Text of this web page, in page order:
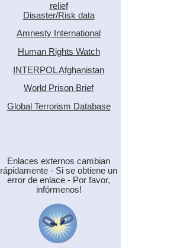
relief
Disaster/Risk data
Amnesty International
Human Rights Watch
INTERPOL Afghanistan
World Prison Brief
Global Terrorism Database
Enlaces externos cambian
rápidamente - Si se obtiene un
error de enlace - Por favor,
infórmenos!